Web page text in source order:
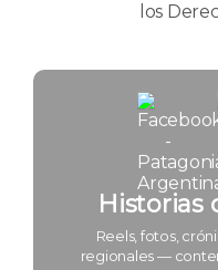
los
Historias
Reels, fotos,
regionales —